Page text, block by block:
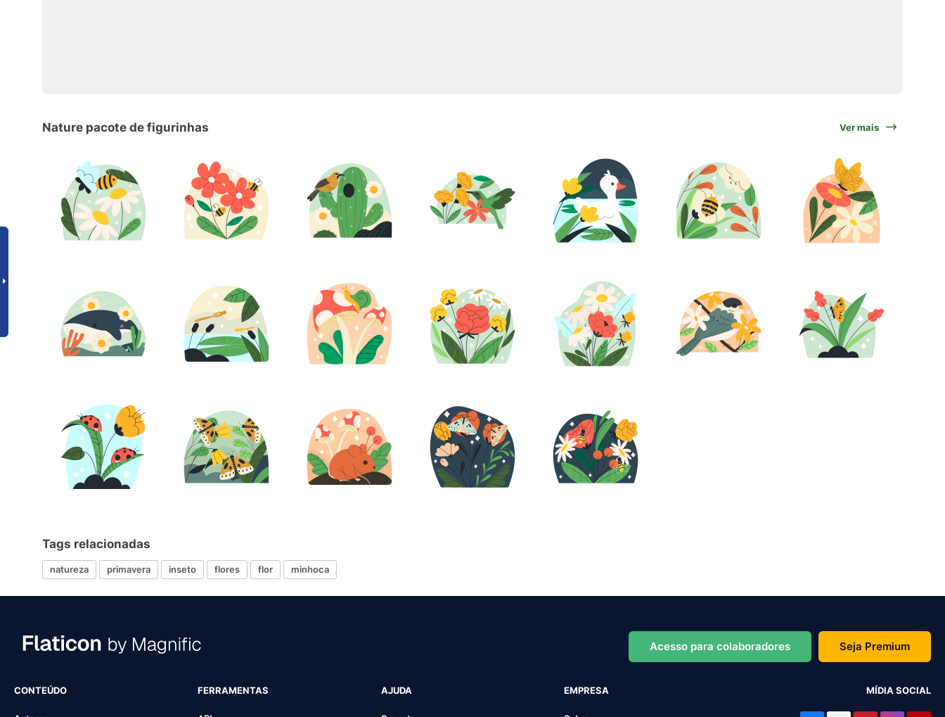
Nature pacote de figurinhas Ver mais
Tags relacionadas
natureza primavera inseto flores flor minhoca
Acesso para colaboradores Seja Premium
CONTEÚDO FERRAMENTAS AJUDA EMPRESA MÍDIA SOCIAL